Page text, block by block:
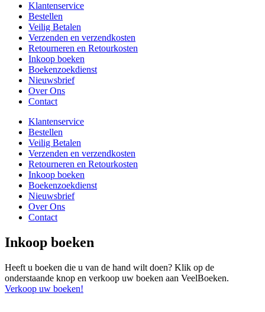
Klantenservice
Bestellen
Veilig Betalen
Verzenden en verzendkosten
Retourneren en Retourkosten
Inkoop boeken
Boekenzoekdienst
Nieuwsbrief
Over Ons
Contact
Klantenservice
Bestellen
Veilig Betalen
Verzenden en verzendkosten
Retourneren en Retourkosten
Inkoop boeken
Boekenzoekdienst
Nieuwsbrief
Over Ons
Contact
Inkoop boeken
Heeft u boeken die u van de hand wilt doen? Klik op de
onderstaande knop en verkoop uw boeken aan VeelBoeken.
Verkoop uw boeken!